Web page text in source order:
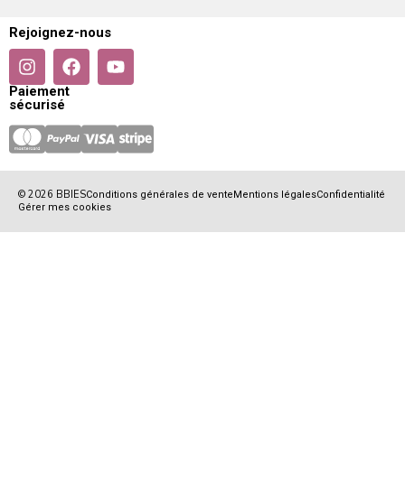
Rejoignez-nous
Paiement
sécurisé
© 2026 BBIESConditions générales de vente Mentions légalesConfidentialité
Gérer mes cookies